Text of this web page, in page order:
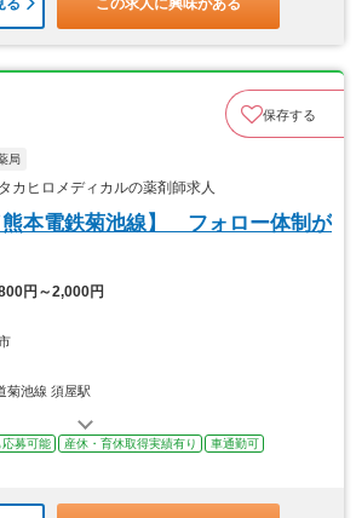
保存する
局
ヒロメディカルの薬剤師求人
熊本電鉄菊池線】 フォロー体制が
円～2,000円
菊池線 須屋駅
募可能 産休・育休取得実績有り
車通勤可